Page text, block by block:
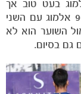
בעט טוב אך
הכדור הוסט על ידי ההגנה לקרן. בדקה ה-90 אלמוג עם השני
השוער הוא לא